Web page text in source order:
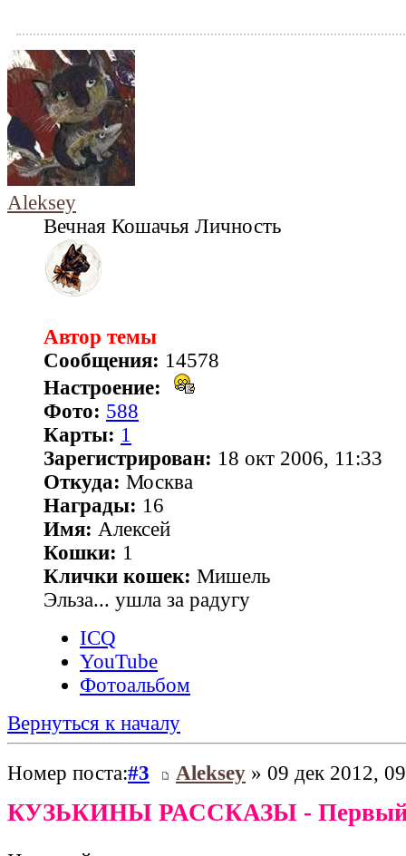
Aleksey
Вечная Кошачья Личность
Автор темы
Сообщения: 14578
Настроение:
Фото: 588
Карты: 1
Зарегистрирован: 18 окт 2006, 11:33
Откуда: Москва
Награды: 16
Имя: Алексей
Кошки: 1
Клички кошек: Мишель
Эльза... ушла за радугу
ICQ
YouTube
Фотоальбом
Вернуться к началу
Номер поста:#3 Aleksey » 09 дек 2012,
КУЗЬКИНЫ РАССКАЗЫ - Первый